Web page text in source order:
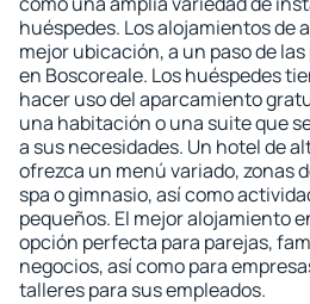
huéspedes. Los alojamientos de
mejor ubicación, a un paso de
en Boscoreale. Los huéspedes
hacer uso del aparcamiento
una habitación o una suite que
a sus necesidades. Un hotel de
ofrezca un menú variado, zonas
spa o gimnasio, así como
pequeños. El mejor alojamiento
opción perfecta para parejas,
negocios, así como para
talleres para sus empleados.